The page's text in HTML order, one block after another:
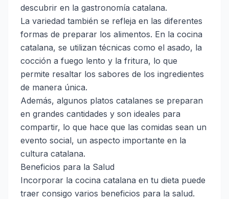
descubrir en la gastronomía catalana.
La variedad también se refleja en las diferentes
formas de preparar los alimentos. En la cocina
catalana, se utilizan técnicas como el asado, la
cocción a fuego lento y la fritura, lo que
permite resaltar los sabores de los ingredientes
de manera única.
Además, algunos platos catalanes se preparan
en grandes cantidades y son ideales para
compartir, lo que hace que las comidas sean un
evento social, un aspecto importante en la
cultura catalana.
Beneficios para la Salud
Incorporar la cocina catalana en tu dieta puede
traer consigo varios beneficios para la salud.